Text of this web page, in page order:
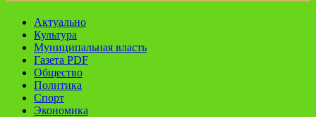
Актуально
Культура
Муниципальная власть
Газета PDF
Общество
Политика
Спорт
Экономика